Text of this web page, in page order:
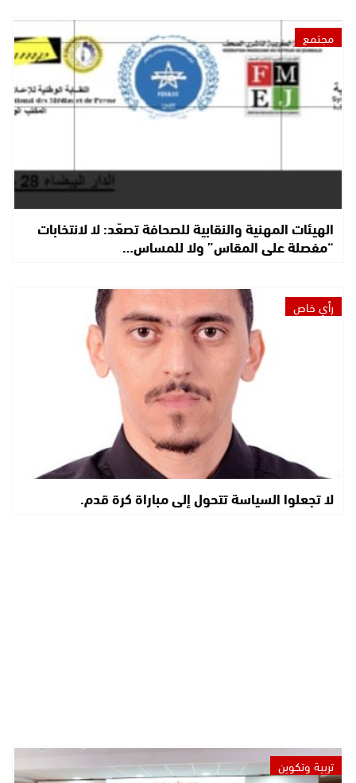
مجتمع
الهيئات المهنية والنقابية للصحافة تصعّد: لا لانتخابات
“مفصلة على المقاس” ولا للمساس…
رأي خاص
لا تجعلوا السياسة تتحول إلى مباراة كرة قدم.
تربية وتكوين